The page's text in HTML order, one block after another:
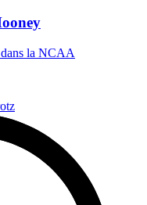
dans la NCAA